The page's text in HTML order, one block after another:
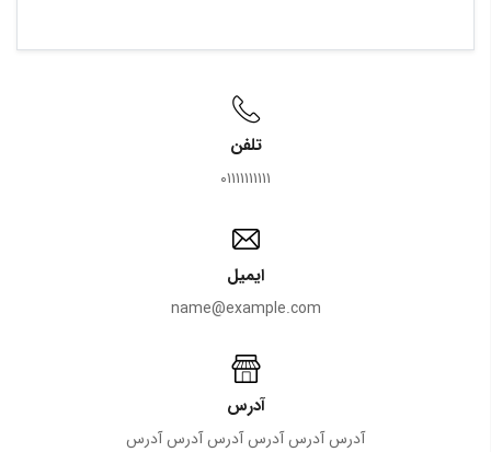
تلفن
۰۱۱۱۱۱۱۱۱۱۱
ایمیل
name@example.com
آدرس
آدرس آدرس آدرس آدرس آدرس آدرس